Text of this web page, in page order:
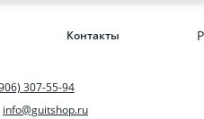
Контакты
307-55-94
info@guitshop.ru